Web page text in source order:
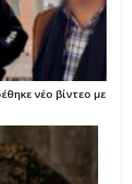
νέο βίντεο με